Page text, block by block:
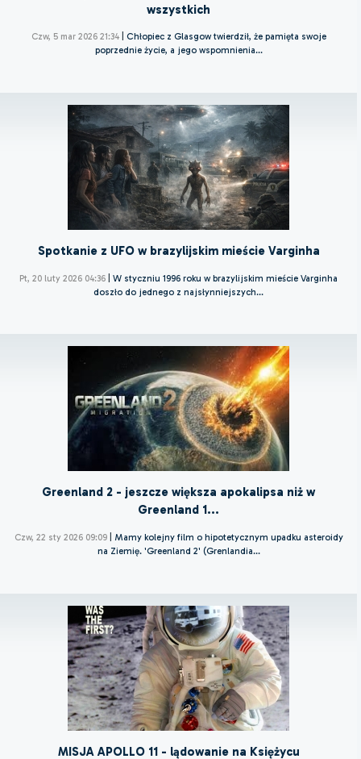
wszystkich
Czw, 5 mar 2026 21:34| Chłopiec z Glasgow twierdził, że pamięta swoje
poprzednie życie, a jego wspomnienia...
Spotkanie z UFO w brazylijskim mieście Varginha
Pt, 20 luty 2026 04:36
W styczniu 1996 roku w brazylijskim mieście Varginha
doszło do jednego z najsłynniejszych...
Greenland 2 - jeszcze większa apokalipsa niż w
Greenland 1...
Czw, 22 sty 2026 09:09|
Mamy kolejny film o hipotetycznym upadku asteroidy
na Ziemię. 'Greenland 2' (Grenlandia...
MISJA APOLLO 11 - lądowanie na Księżycu